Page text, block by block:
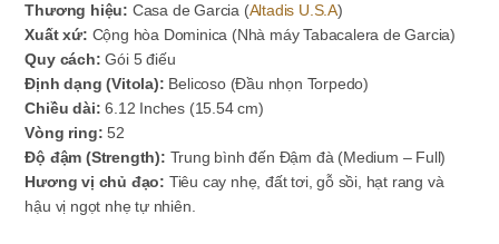
Thương hiệu: Casa de Garcia (Altadis U.S.A)
Xuất xứ: Cộng hòa Dominica (Nhà máy Tabacalera de Garcia)
Quy cách: Gói 5 điếu
Định dạng (Vitola): Belicoso (Đầu nhọn Torpedo)
Chiều dài: 6.12 Inches (15.54 cm)
Vòng ring: 52
Độ đậm (Strength): Trung bình đến Đậm đà (Medium – Full)
Hương vị chủ đạo: Tiêu cay nhẹ, đất tơi, gỗ sồi, hạt rang và
hậu vị ngọt nhẹ tự nhiên.